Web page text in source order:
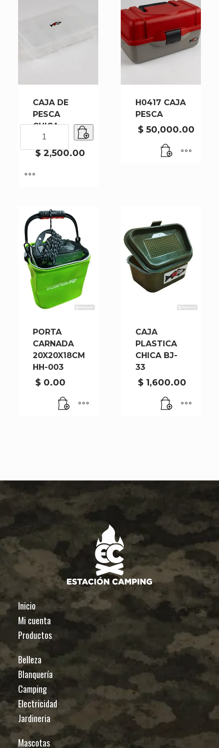
CAJA DE
PESCA
CHICA
H0510B
$2,500.00
PESCA
H0510B
H0417 CAJA
PESCA
$ 50,000.00
PORTA
CARNADA
20X20X18CM
HH-003
$ 0.00
CAJA
PLASTICA
CHICA BJ-
33
$ 1,600.00
Inicio
Mi cuenta
Productos
Belleza
Blanquería
Camping
Electricidad
Jardineria
Mascotas